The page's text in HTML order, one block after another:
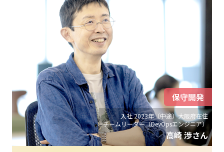
入社 2023年（中途）大阪府在住
チームリーダー（DevOpsエンジニア）
高崎 渉さん
保守開発